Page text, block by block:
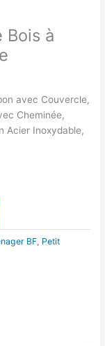
Bois à
avec Couvercle,
Cheminée,
Acier Inoxydable,
BF, Petit